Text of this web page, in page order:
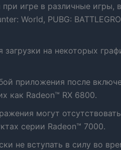
игре в различные игры,
World, PUBG:
на некоторых
приложения после
как Radeon™ RX 6800.
могут
серии Radeon™ 7000.
не вступать в силу во